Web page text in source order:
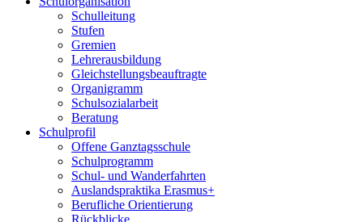
Schulleitung
Stufen
Gremien
Lehrerausbildung
Gleichstellungsbeauftragte
Organigramm
Schulsozialarbeit
Beratung
Schulprofil
Offene Ganztagsschule
Schulprogramm
Schul- und Wanderfahrten
Auslandspraktika Erasmus+
Berufliche Orientierung
Rückblicke